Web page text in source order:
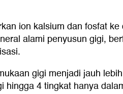
ion kalsium dan fosfat
alami penyusun gigi,
gigi menjadi jauh
4 tingkat hanya